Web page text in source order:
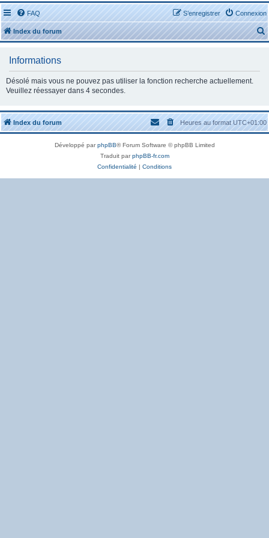
FAQ Connexion
S’enregistrer
Index du forum
e
c
h
Informations
Désolé mais vous ne pouvez pas utiliser la fonction recherche actuellement.
Veuillez réessayer dans 4 secondes.
Index du forum Heures au formatUTC+01:00
Développé parphpBB® Forum Software © phpBB Limited
Traduit parphpBB-fr.com
Confidentialité | Conditions